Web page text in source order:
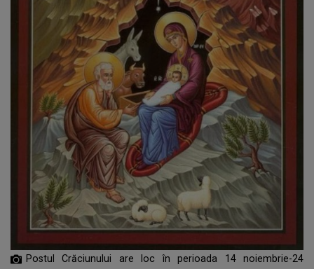
Postul Crăciunului are loc în perioada 14 noiembrie-24